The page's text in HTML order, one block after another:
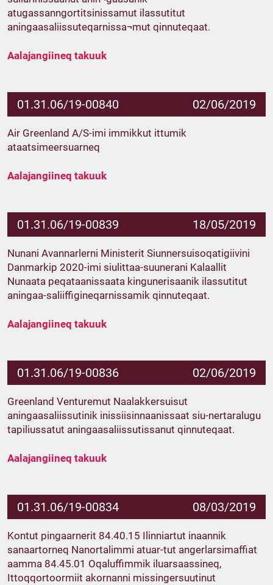
atugassanngortitsinissamut ilassutitut
aningaasaliissuteqarnissa¬mut qinnuteqaat.
Aalajangiineq takuuk
01.31.06/19-00840 02/06/2019
Air Greenland A/S-imi immikkut ittumik
ataatsimeersuarneq
Aalajangiineq takuuk
01.31.06/19-00839 18/05/2019
Nunani Avannarlerni Ministerit Siunnersuisoqatigiivini
Danmarkip 2020-imi siulittaa-suunerani Kalaallit
Nunaata peqataanissaata kingunerisaanik ilassutitut
aningaa-saliiffigineqarnissamik qinnuteqaat.
Aalajangiineq takuuk
01.31.06/19-00836 02/06/2019
Greenland Venturemut Naalakkersuisut
aningaasaliissutinik inissiisinnaanissaat siu-nertaralugu
tapiliussatut aningaasaliissutissanut qinnuteqaat.
Aalajangiineq takuuk
01.31.06/19-00834 08/03/2019
Kontut pingaarnerit 84.40.15 Ilinniartut inaannik
sanaartorneq Nanortalimmi atuar-tut angerlarsimaffiat
aamma 84.45.01 Oqaluffimmik iluarsaassineq,
Ittoqqortoormiit akornanni missingersuutinut